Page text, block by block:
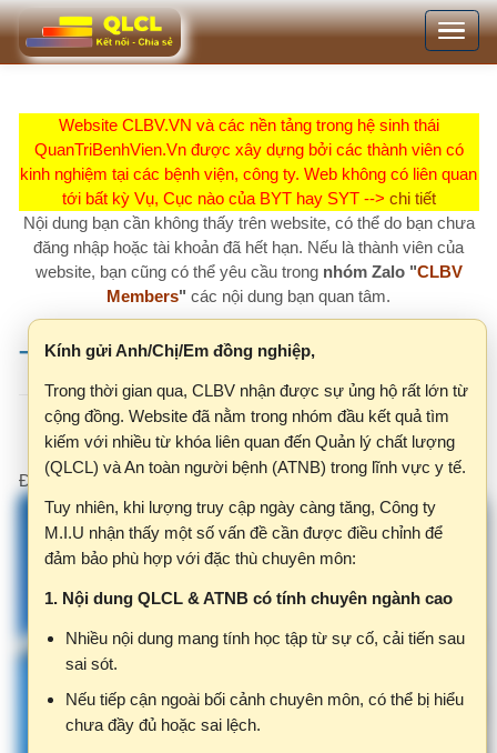
Nhảy
đến
Toggle
navigation
Website CLBV.VN và các nền tảng trong hệ sinh thái
QuanTriBenhVien.Vn được xây dựng bởi các thành viên có
kinh nghiệm tại các bệnh viện, công ty. Web không có liên quan
tới bất kỳ Vụ, Cục nào của BYT hay SYT -->chi tiết
Nội dung bạn cần không thấy trên website, có thể do bạn chưa
đăng nhập hoặc tài khoản đã hết hạn. Nếu là thành viên của
website, bạn cũng có thể yêu cầu trongnhóm Zalo "CLBV
Members" các nội dung bạn quan tâm.
Kính gửi Anh/Chị/Em đồng nghiệp,
Trong thời gian qua, CLBV nhận được sự ủng hộ rất lớn từ
kiếm với nhiều từ khóa liên quan đến Quản lý chất lượng
(QLCL) và An toàn người bệnh (ATNB) trong lĩnh vực y tế.
Tuy nhiên, khi lượng truy cập ngày càng tăng, Công ty
đảm bảo phù hợp với đặc thù chuyên môn:
1. Nội dung QLCL & ATNB có tính chuyên ngành cao
sai sót.
Nếu tiếp cận ngoài bối cảnh chuyên môn, có thể bị hiểu
chưa đầy đủ hoặc sai lệch.
2. Một số tài liệu quản trị cần được sử dụng đúng đối
tượng
Thông tin dịch vụ
Tra cứu thông tin đăng kýClick vào đây
Đang hiển thị 1-7/7
Dịch vụ đào tạo ICD-10